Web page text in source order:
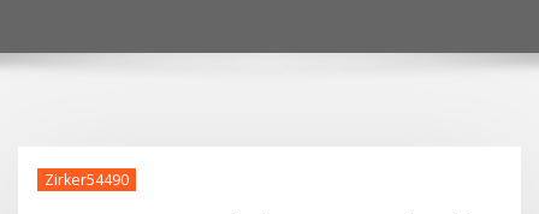
Zirker54490